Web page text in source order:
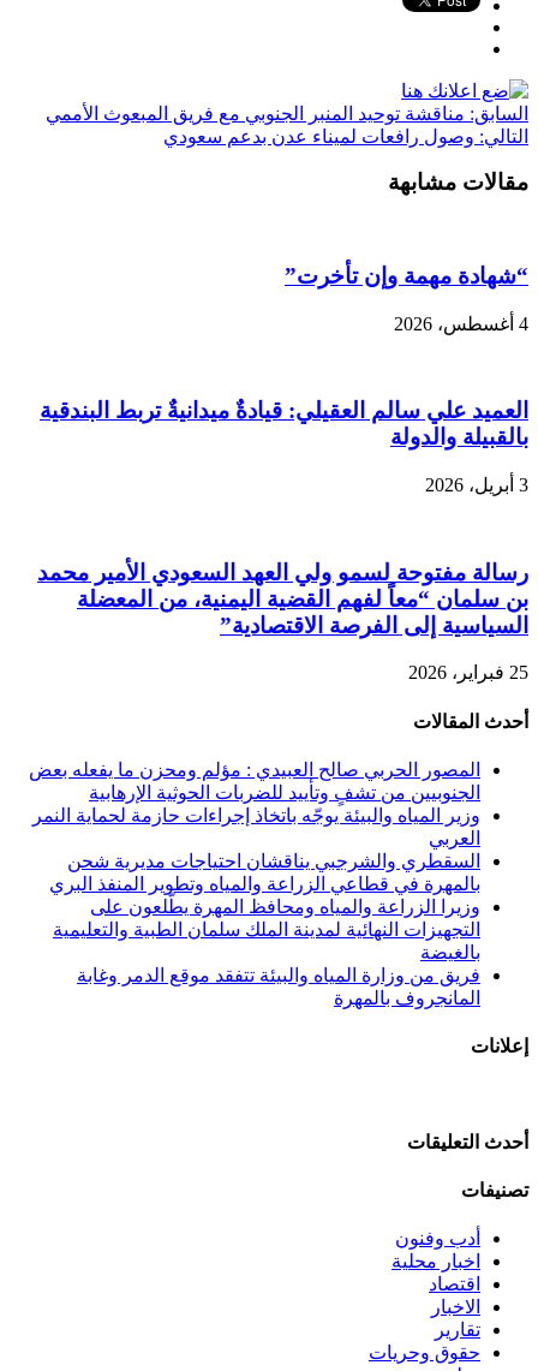
السابق: مناقشة توحيد المنبر الجنوبي مع فريق المبعوث الأممي
التالي: وصول رافعات لميناء عدن بدعم سعودي
مقالات مشابهة
“شهادة مهمة وإن تأخرت”
4 أغسطس، 2026
العميد علي سالم العقيلي: قيادةٌ ميدانيةٌ تربط البندقية
بالقبيلة والدولة
3 أبريل، 2026
رسالة مفتوحة لسمو ولي العهد السعودي الأمير محمد
بن سلمان “معاً لفهم القضية اليمنية، من المعضلة
السياسية إلى الفرصة الاقتصادية”
25 فبراير، 2026
أحدث المقالات
المصور الحربي صالح العبيدي : مؤلم ومحزن ما يفعله بعض
الجنوبيين من تشفٍ وتأييد للضربات الحوثية الإرهابية
وزير المياه والبيئة يوجّه باتخاذ إجراءات حازمة لحماية النمر
العربي
السقطري والشرجبي يناقشان احتياجات مديرية شحن
بالمهرة في قطاعي الزراعة والمياه وتطوير المنفذ البري
وزيرا الزراعة والمياه ومحافظ المهرة يطّلعون على
التجهيزات النهائية لمدينة الملك سلمان الطبية والتعليمية
بالغيضة
فريق من وزارة المياه والبيئة تتفقد موقع الدمر وغابة
المانجروف بالمهرة
إعلانات
أحدث التعليقات
تصنيفات
أدب وفنون
اخبار محلية
اقتصاد
الاخبار
تقارير
حقوق وحريات